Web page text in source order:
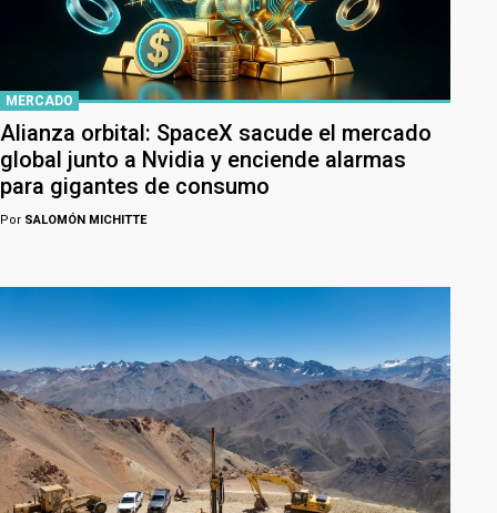
MERCADO
Alianza orbital: SpaceX sacude el mercado
global junto a Nvidia y enciende alarmas
para gigantes de consumo
Por SALOMÓN MICHITTE